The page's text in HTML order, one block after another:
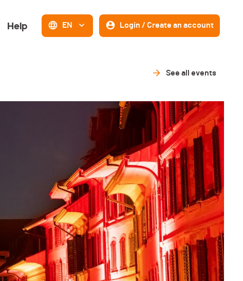
Help EN Login / Create an account
See all events